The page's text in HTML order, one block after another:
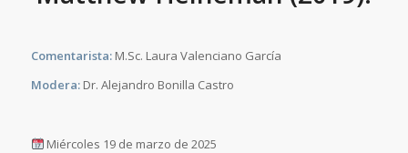
Comentarista: M.Sc. Laura Valenciano García
Modera:Dr. Alejandro Bonilla Castro
Miércoles 19 de marzo de 2025